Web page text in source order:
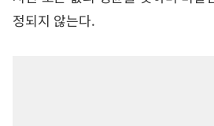
정되지 않는다.